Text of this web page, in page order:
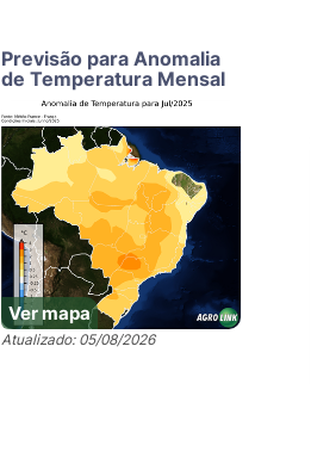
Previsão para Anomalia
de Temperatura Mensal
Ver mapa
Atualizado: 05/08/2026